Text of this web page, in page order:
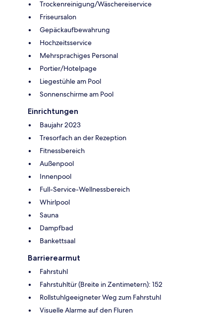
Trockenreinigung/Wäschereiservice
Friseursalon
Gepäckaufbewahrung
Hochzeitsservice
Mehrsprachiges Personal
Portier/Hotelpage
Liegestühle am Pool
Sonnenschirme am Pool
Einrichtungen
Baujahr 2023
Tresorfach an der Rezeption
Fitnessbereich
Außenpool
Innenpool
Full-Service-Wellnessbereich
Whirlpool
Sauna
Dampfbad
Bankettsaal
Barrierearmut
Fahrstuhl
Fahrstuhltür (Breite in Zentimetern): 152
Rollstuhlgeeigneter Weg zum Fahrstuhl
Visuelle Alarme auf den Fluren